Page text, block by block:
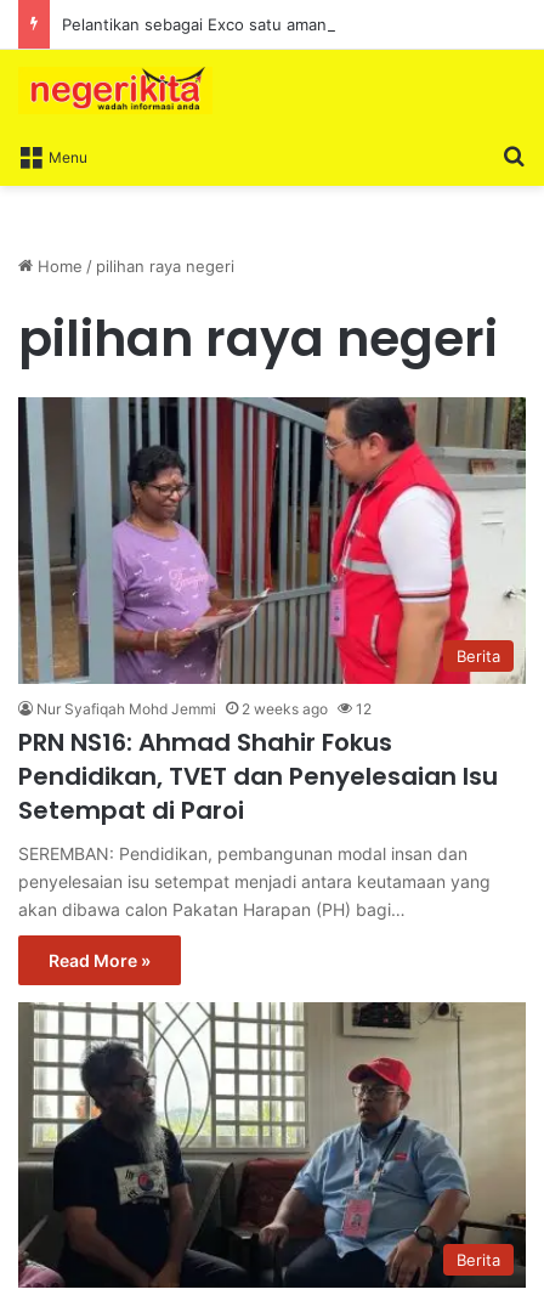
Menu
Home / pilihan raya negeri
pilihan raya negeri
Berita
Nur Syafiqah Mohd Jemmi 2 weeks ago 12
PRN NS16: Ahmad Shahir Fokus
Pendidikan, TVET dan Penyelesaian Isu
Setempat di Paroi
SEREMBAN: Pendidikan, pembangunan modal insan dan
penyelesaian isu setempat menjadi antara keutamaan yang
akan dibawa calon Pakatan Harapan (PH) bagi…
Read More »
Berita